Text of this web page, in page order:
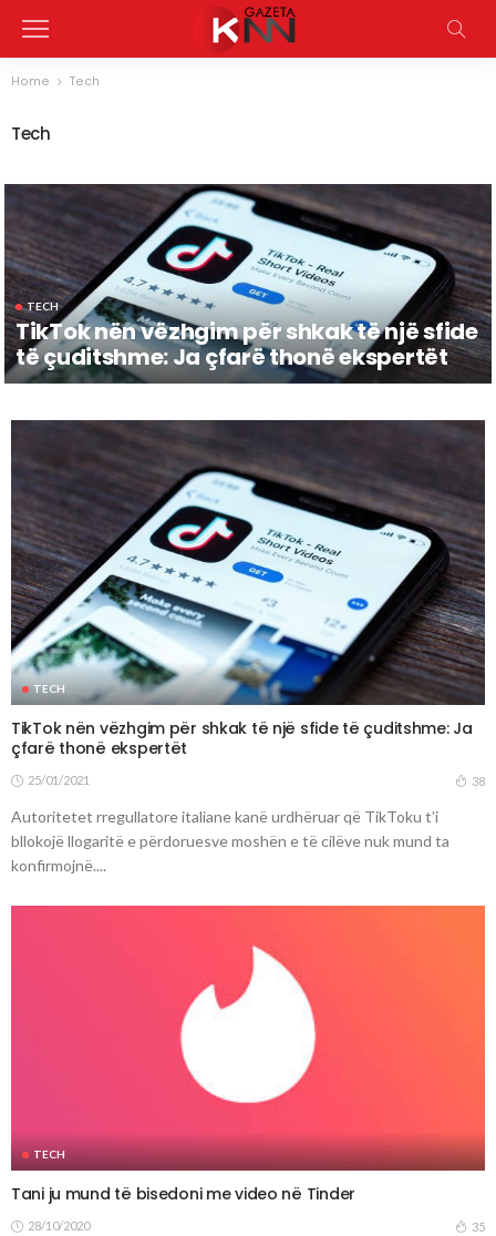
Home Tech
Tech
TECH
TikTok nën vëzhgim për shkak të një sfide
të çuditshme: Ja çfarë thonë ekspertët
TECH
TikTok nën vëzhgim për shkak të një sfide të çuditshme: Ja
çfarë thonë ekspertët
25/01/2021 38
Autoritetet rregullatore italiane kanë urdhëruar që TikToku t’i
bllokojë llogaritë e përdoruesve moshën e të cilëve nuk mund ta
konfirmojnë....
TECH
Tani ju mund të bisedoni me video në Tinder
28/10/2020 35